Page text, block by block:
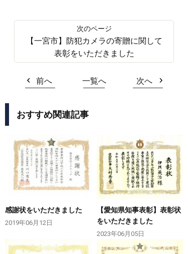
【一宮市】防犯カメラの寄贈に関して
表彰をいただきました
前へ 一覧へ 次へ
おすすめ関連記事
感謝状をいただきました
2019年06月12日
【愛知県知事表彰】表彰状
をいただきました
2023年06月05日